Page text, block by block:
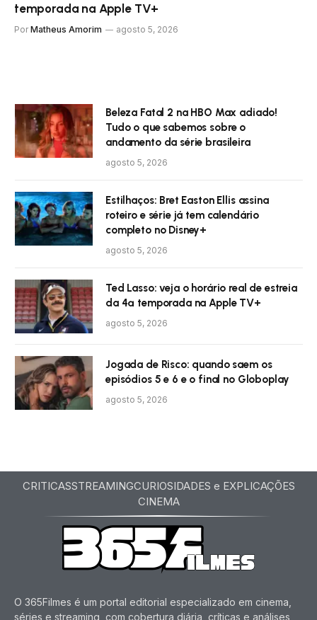
temporada na Apple TV+
Por Matheus Amorim agosto 5, 2026
Beleza Fatal 2 na HBO Max adiado!
Tudo o que sabemos sobre o
andamento da série brasileira
agosto 5, 2026
Estilhaços: Bret Easton Ellis assina
roteiro e série já tem calendário
completo no Disney+
agosto 5, 2026
Ted Lasso: veja o horário real de estreia
da 4ª temporada na Apple TV+
agosto 5, 2026
Jogada de Risco: quando saem os
episódios 5 e 6 e o final no Globoplay
agosto 5, 2026
CRITICASSTREAMINGCURIOSIDADES e EXPLICAÇÕES
CINEMA
O 365Filmes é um portal editorial especializado em cinema,
séries e streaming, com cobertura diária, críticas e análises